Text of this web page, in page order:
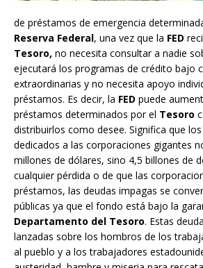
de préstamos de emergencia
Reserva Federal, una vez que la FED
Tesoro, no necesita consultar a nadie
ejecutará los programas de crédito bajo
extraordinarias y no necesita apoyo
préstamos. Es decir, la FED puede
préstamos determinados por el Tesoro
distribuirlos como desee. Significa que
dedicados a las corporaciones gigantes
millones de dólares, sino 4,5 billones de
cualquier pérdida o de que las
préstamos, las deudas impagas se
públicas ya que el fondo está bajo la
Departamento del Tesoro. Estas
lanzadas sobre los hombros de los
al pueblo y a los trabajadores